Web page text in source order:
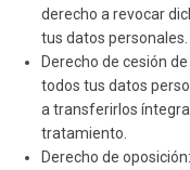
derecho a revocar
tus datos personales.
Derecho de cesión
todos tus datos
a transferirlos
tratamiento.
Derecho de